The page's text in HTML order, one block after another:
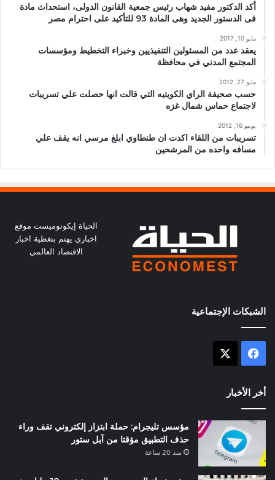
أكد الدكتور مفيد شهاب رئيس جمعية القانون الدولى، استحداث مادة
فى الدستور الجديد وهى المادة 93 للتأكيد على احترام مصر
مايو 10, 2017
يعقد عدد من المسئولين التنفيذيين وخبراء التخطيط ومؤسسات
المجتمع المدني في محافظة
مايو 27, 2012
حسب صحيفة الراي الكويتيه التي قالت انها حصلت علي تسريبات
لاجتماع حماس شمال غزه
يونيو 16, 2012
تسريبات من اللقاء اكدت ان طنطاوي ابلغ مرسي انه يقف علي
مسافه واحده من المرشحين
الحياة إيكونوميست موقع
اخباري يهتم بتغظية اخبار
الاقتصاد العالمي
الشبكات الإجتماعية
فيسبوك
أخر الأخبار
مؤسس تليجرام: حملة ابتزاز إلكتروني تقف وراء
حذف التطبيق مؤقتا من آبل ستور
منذ 20 ساعة